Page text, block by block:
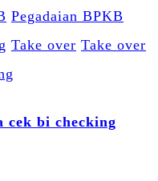
Pegadaian BPKB
Take over Take over
cek bi checking